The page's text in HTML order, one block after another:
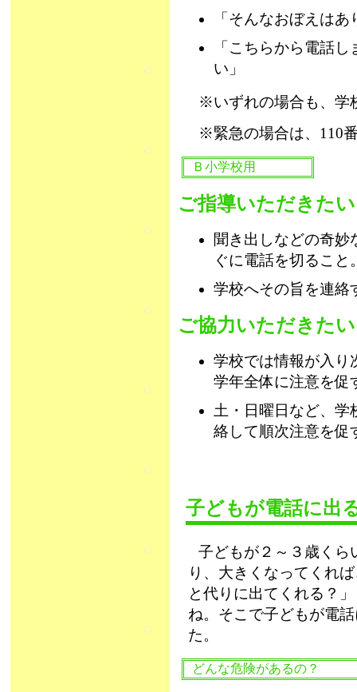
「そんなおぼえは
「こちらから電話
い」
※いずれの場合も、学
※緊急の場合は、110
Ｂ小学校用
ご指導いただきた
聞き出しなどの奇妙
ぐに電話を切ること
学校へその旨を連絡
ご協力いただきた
学校では情報が入り
学年全体に注意を促
土・日曜日など、学
絡して順次注意を促
子どもが電話に
子どもが２～３歳くら
り、大きくなってくれ
と代りに出てくれる？
ね。そこで子どもが電
た。
どんな危険があるの？